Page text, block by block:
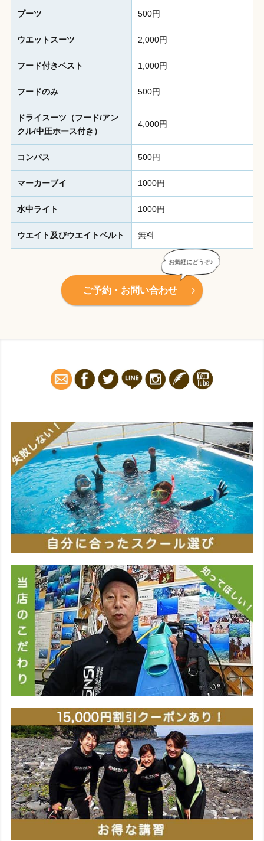
ブーツ 500円
ウエットスーツ 2,000円
フード付きベスト 1,000円
フードのみ 500円
ドライスーツ（フード/アン
クル/中圧ホース付き）
4,000円
コンパス 500円
マーカーブイ 1000円
水中ライト 1000円
ウエイト及びウエイトベルト 無料
ご予約・お問い合わせ